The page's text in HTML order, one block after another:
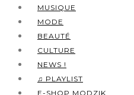
MUSIQUE
MODE
BEAUTÉ
CULTURE
NEWS !
♫ PLAYLIST
E-SHOP MODZIK